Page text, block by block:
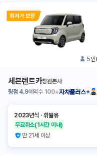
5인
세븐렌트카창원본사
평점 4.9예약수 100+자차플러스+
2023년식 ㆍ휘발유
무료취소(1시간 이내)
만 21세 이상